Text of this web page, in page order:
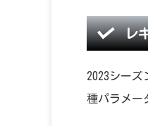
レ
2023シー
種パラメー